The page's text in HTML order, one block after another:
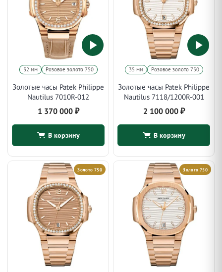
32 мм Розовое золото 750
Золотые часы Patek Philippe
Nautilus 7010R-012
1 370 000 ₽
В корзину
35 мм Розовое золото 750
Золотые часы Patek Philippe
Nautilus 7118/1200R-001
2 100 000 ₽
В корзину
Золото 750 Золото 750